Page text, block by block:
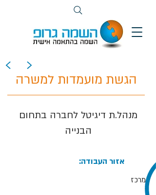
< >
הגשת מועמדות למשרה
מנהל.ת דיגיטל לחברה בתחום
הבנייה
:אזור העבודה
מרכז